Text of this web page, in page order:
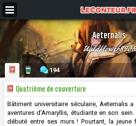
Aeternalis
Wildflower8906
194
Quatrième de couverture
Bâtiment universitaire séculaire, Aeternalis
aventures d’Amaryllis, étudiante en son
débuté entre ses murs ! Pourtant, la jeune